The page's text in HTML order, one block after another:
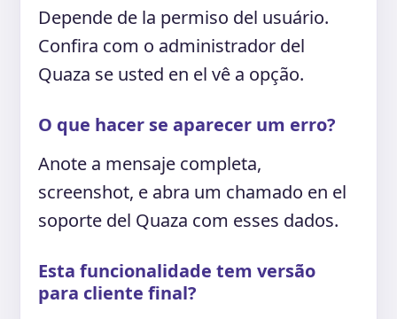
Depende de la permiso del usuário.
Confira com o administrador del
Quaza se usted en el vê a opção.
O que hacer se aparecer um erro?
Anote a mensaje completa,
screenshot, e abra um chamado en el
soporte del Quaza com esses dados.
Esta funcionalidade tem versão
para cliente final?